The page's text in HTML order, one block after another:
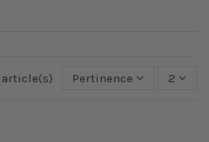
article(s) Pertinence 2